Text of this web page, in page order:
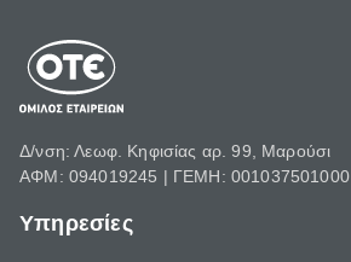
Δ/νση: Λεωφ. Κηφισίας αρ. 99, Μαρούσι
ΑΦΜ: 094019245 | ΓΕΜΗ: 001037501000
Υπηρεσίες